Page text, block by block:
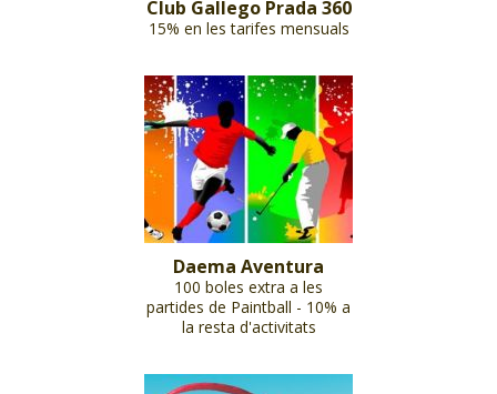
Club Gallego Prada 360
15% en les tarifes mensuals
Daema Aventura
100 boles extra a les
partides de Paintball - 10% a
la resta d'activitats